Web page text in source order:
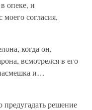
опеке, и
моего согласия,
когда он,
всмотрелся в его
и…
предугадать решение